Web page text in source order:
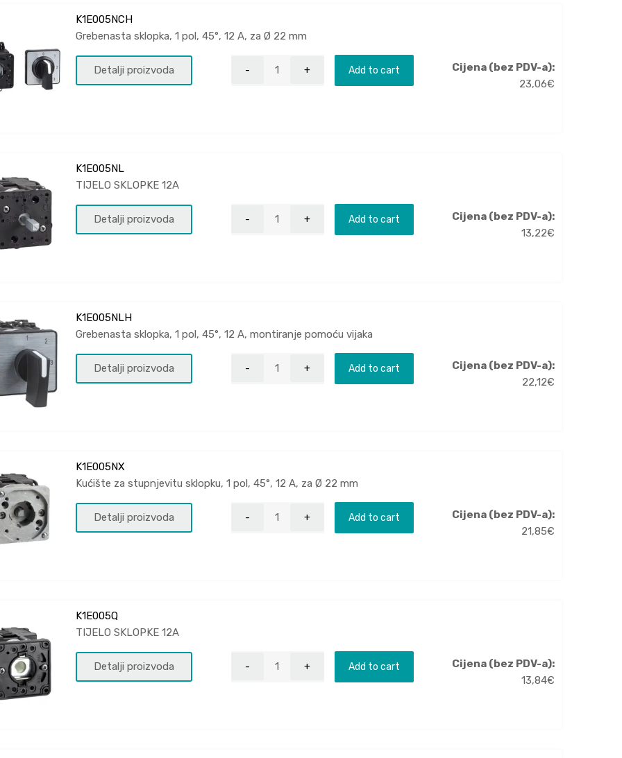
K1E005NCH
Grebenasta sklopka, 1 pol, 45°, 12 A, za Ø 22 mm
Detalji proizvoda Add to cart
Cijena (bez PDV-a):
23,06€
K1E005NL
TIJELO SKLOPKE 12A
Detalji proizvoda Add to cart
Cijena (bez PDV-a):
13,22€
K1E005NLH
Grebenasta sklopka, 1 pol, 45°, 12 A, montiranje pomoću vijaka
Detalji proizvoda Add to cart
Cijena (bez PDV-a):
22,12€
K1E005NX
Kućište za stupnjevitu sklopku, 1 pol, 45°, 12 A, za Ø 22 mm
Detalji proizvoda Add to cart
Cijena (bez PDV-a):
21,85€
K1E005Q
TIJELO SKLOPKE 12A
Detalji proizvoda Add to cart
Cijena (bez PDV-a):
13,84€